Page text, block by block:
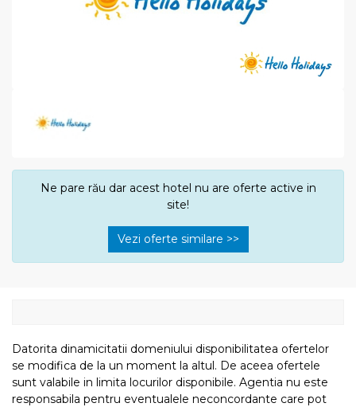
Ne pare rău dar acest hotel nu are oferte active in
site!
Vezi oferte similare >>
Datorita dinamicitatii domeniului disponibilitatea ofertelor
se modifica de la un moment la altul. De aceea ofertele
sunt valabile in limita locurilor disponibile. Agentia nu este
responsabila pentru eventualele neconcordante care pot